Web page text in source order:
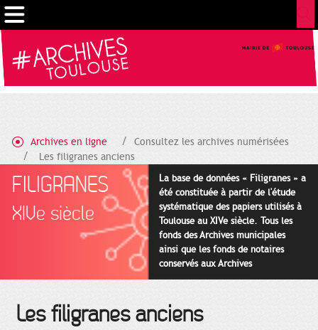
Archives en ligne
Consultez les archives numérisées
Les filigranes anciens
FILIGRANES
XIVe siècle
La base de données « Filigranes » a
été constituée à partir de l'étude
systématique des papiers utilisés à
Toulouse au XIVe siècle. Tous les
fonds des Archives municipales
ainsi que les fonds de notaires
conservés aux Archives
départementales pour cette
Les filigranes anciens
Gestion de vos préférences sur les cookies